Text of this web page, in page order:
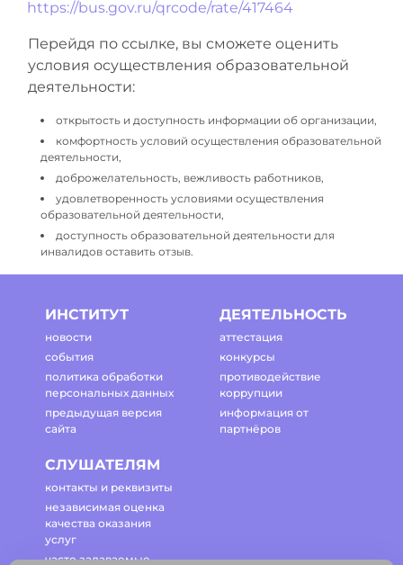
https://bus.gov.ru/qrcode/rate/417464
Перейдя по ссылке, вы сможете оценить
условия осуществления образовательной
деятельности:
открытость и доступность информации об организации,
комфортность условий осуществления образовательной
деятельности,
доброжелательность, вежливость работников,
удовлетворенность условиями осуществления
образовательной деятельности,
доступность образовательной деятельности для
инвалидов оставить отзыв.
ИНСТИТУТ
новости
события
политика обработки
персональных данных
предыдущая версия
сайта
ДЕЯТЕЛЬНОСТЬ
аттестация
конкурсы
противодействие
коррупции
информация от
партнёров
СЛУШАТЕЛЯМ
контакты и реквизиты
независимая оценка
качества оказания
услуг
часто задаваемые